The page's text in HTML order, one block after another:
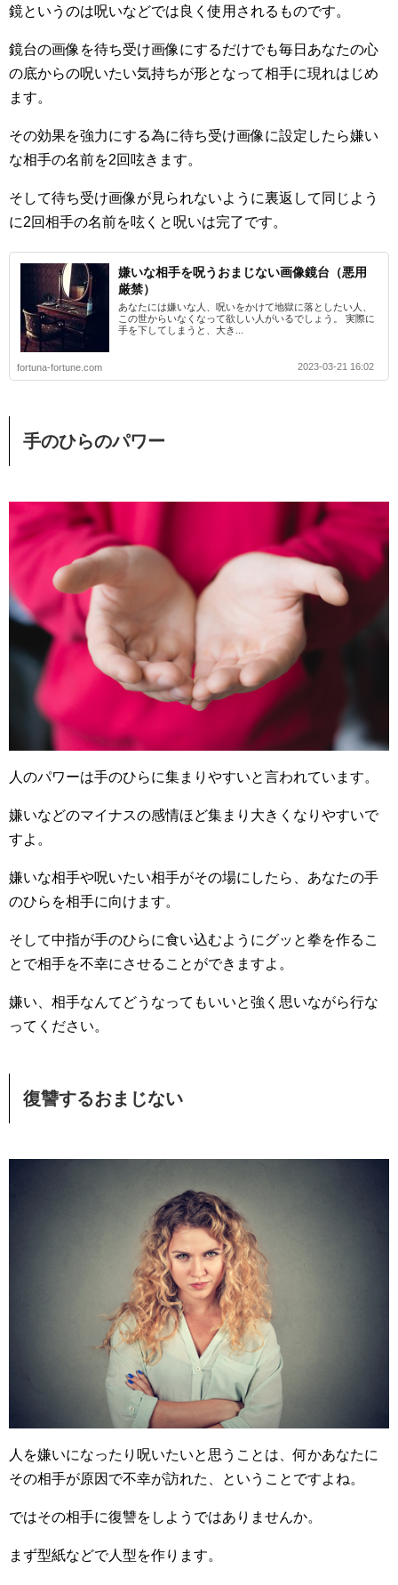
鏡というのは呪いなどでは良く使用されるものです。
鏡台の画像を待ち受け画像にするだけでも毎日あなたの心
の底からの呪いたい気持ちが形となって相手に現れはじめ
ます。
その効果を強力にする為に待ち受け画像に設定したら嫌い
な相手の名前を2回呟きます。
そして待ち受け画像が見られないように裏返して同じよう
に2回相手の名前を呟くと呪いは完了です。
嫌いな相手を呪うおまじない画像鏡台（悪用
厳禁）
あなたには嫌いな人、呪いをかけて地獄に落としたい人、
この世からいなくなって欲しい人がいるでしょう。 実際に
手を下してしまうと、大き...
fortuna-fortune.com 2023-03-21 16:02
手のひらのパワー
人のパワーは手のひらに集まりやすいと言われています。
嫌いなどのマイナスの感情ほど集まり大きくなりやすいで
すよ。
嫌いな相手や呪いたい相手がその場にしたら、あなたの手
のひらを相手に向けます。
そして中指が手のひらに食い込むようにグッと拳を作るこ
とで相手を不幸にさせることができますよ。
嫌い、相手なんてどうなってもいいと強く思いながら行な
ってください。
復讐するおまじない
人を嫌いになったり呪いたいと思うことは、何かあなたに
その相手が原因で不幸が訪れた、ということですよね。
ではその相手に復讐をしようではありませんか。
まず型紙などで人型を作ります。